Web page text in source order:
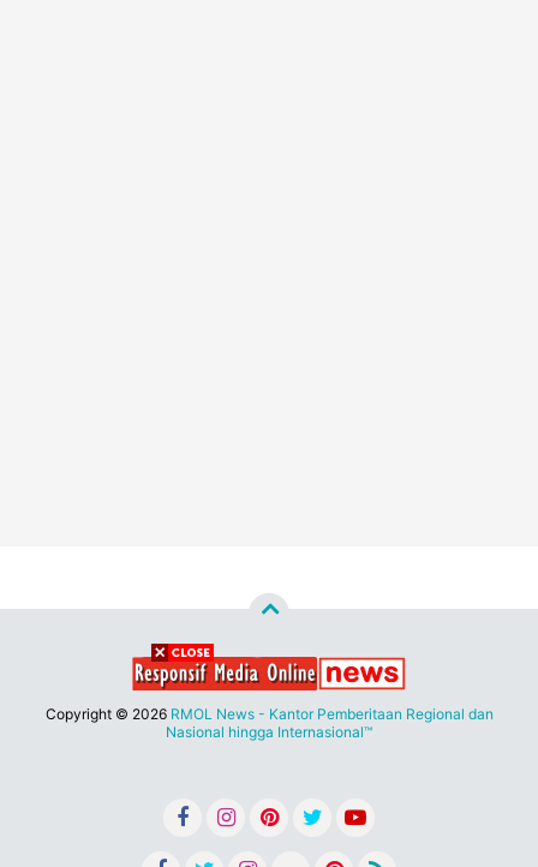
Copyright © 2026 RMOL News - Kantor Pemberitaan Regional dan
Nasional hingga Internasional™